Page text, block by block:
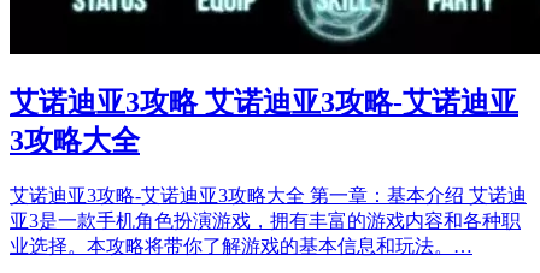
艾诺迪亚3攻略 艾诺迪亚3攻略-艾诺迪亚
3攻略大全
艾诺迪亚3攻略-艾诺迪亚3攻略大全 第一章：基本介绍 艾诺迪
亚3是一款手机角色扮演游戏，拥有丰富的游戏内容和各种职
业选择。本攻略将带你了解游戏的基本信息和玩法。…